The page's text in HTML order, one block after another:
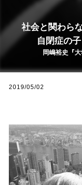
社会と関わら
自閉症の
岡嶋裕史『
2019/05/02